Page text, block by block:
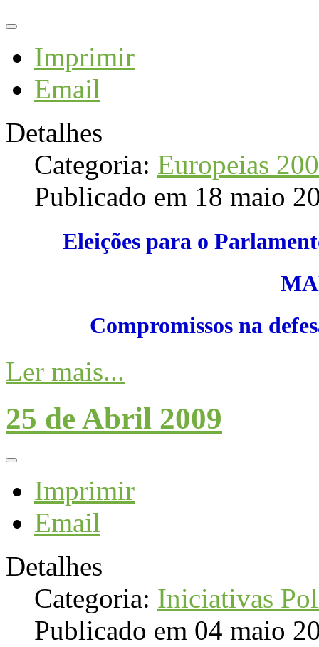
Imprimir
Email
Detalhes
Categoria: Europeias
Publicado em 18 maio
Eleições para o
Compromissos na
Ler mais...
25 de Abril 2009
Imprimir
Email
Detalhes
Categoria: Iniciativas
Publicado em 04 maio